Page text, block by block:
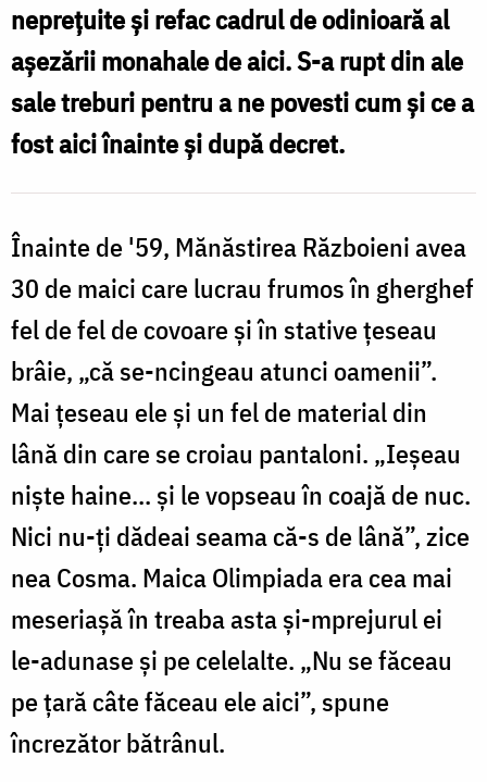
ochii
lui
nea
Cosma
/
Foto:
Burlă
neprețuite și refac cadrul de odinioară al
așezării monahale de aici. S-a rupt din ale
sale treburi pentru a ne povesti cum și ce a
fost aici înainte și după decret.
Înainte de '59, Mănăstirea Războieni avea
30 de maici care lucrau frumos în gherghef
fel de fel de covoare și în stative țeseau
brâie, „că se-ncingeau atunci oamenii”.
Mai țeseau ele și un fel de material din
lână din care se croiau pantaloni. „Ieşeau
nişte haine... şi le vopseau în coajă de nuc.
Nici nu-ți dădeai seama că-s de lână”, zice
nea Cosma. Maica Olimpiada era cea mai
meseriaşă în treaba asta și-mprejurul ei
le-adunase și pe celelalte. „Nu se făceau
pe ţară câte făceau ele aici”, spune
încrezător bătrânul.